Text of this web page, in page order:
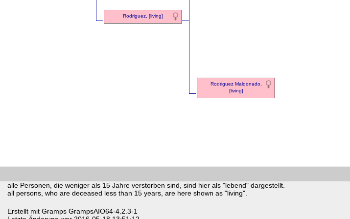
Rodriguez, [living]
Rodriguez Maldonado,
[living]
alle Personen, die weniger als 15 Jahre verstorben sind, sind hier als "lebend" dargestellt.
all persons, who are deceased less than 15 years, are here shown as "living".
Erstellt mit Gramps GrampsAIO64-4.2.3-1